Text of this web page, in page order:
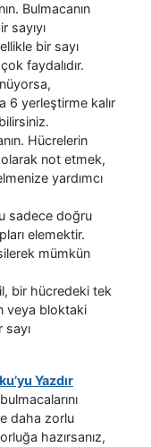
Bulmacanın
sayıyı
bir sayı
faydalıdır.
6 yerleştirme kalır
Hücrelerin
not etmek,
yardımcı
sadece doğru
elemektir.
mümkün
bir hücredeki tek
veya bloktaki
sayı
Yazdır
daha zorlu
hazırsanız,